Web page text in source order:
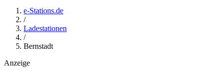
e-Stations.de
/
Ladestationen
/
Bernstadt
Anzeige